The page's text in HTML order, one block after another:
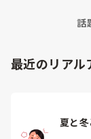
になります。
話
最近のリアル
夏と